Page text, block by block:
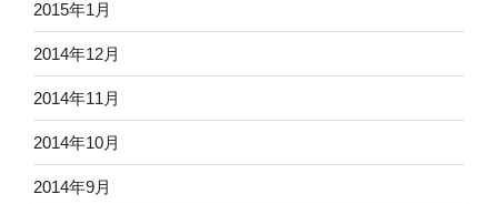
2015年1月
2014年12月
2014年11月
2014年10月
2014年9月